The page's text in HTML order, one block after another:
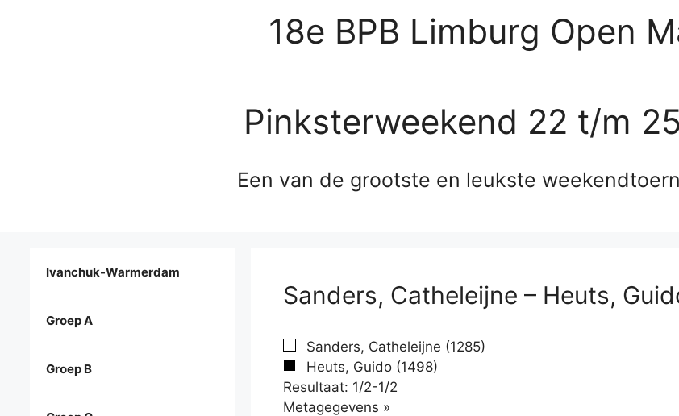
18e BPB Limburg Open
Pinksterweekend 22 t/m
Een van de grootste en leukste
Sanders, Catheleijne – Heuts,
Sanders, Catheleijne (1285)
Heuts, Guido (1498)
Resultaat: 1/2-1/2
Metagegevens »
Ivanchuk-Warmerdam
Groep A
Groep B